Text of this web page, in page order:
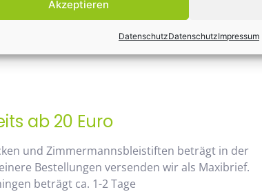
Akzeptieren
DatenschutzDatenschutzImpressum
von unserem Mengenrabatt profitieren. Die
Logo, sehen Sie sofort anhand der
ab 20 Euro
und Zimmermannsbleistiften beträgt in der
Bestellungen versenden wir als Maxibrief.
beträgt ca. 1-2 Tage